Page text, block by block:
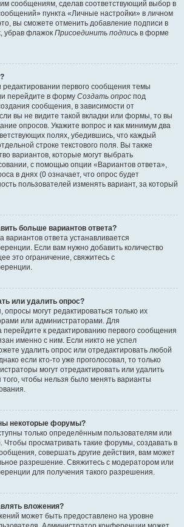
сообщениям, сделав соответствующий выбор в
пункта «Личные настройки» в личном
вы сможете отменить добавление подписи в
убрав флажок Присоединить подпись в форме
первого сообщения темы
перейдите в форму Создать опрос под
сообщения, в зависимости от
вы не видите такой вкладки или формы, то вы
опросов. Укажите вопрос и как минимум два
полях, убедившись, что каждый
строке текстового поля. Вы также
вариантов, которые могут выбрать
с помощью опции «Вариантов ответа»,
в днях (0 означает, что опрос будет
пользователей изменять вариант, за который
больше вариантов ответа?
вариантов ответа устанавливается
Если вам нужно добавить количество
это ограничение, свяжитесь с
или удалить опрос?
опросы могут редактироваться только их
или администраторами. Для
перейдите к редактированию первого сообщения
именно с ним. Если никто не успел
удалить опрос или отредактировать любой
если кто-то уже проголосовал, то только
могут отредактировать или удалить
чтобы нельзя было менять варианты
некоторые форумы?
только определённым пользователям или
Чтобы просматривать такие форумы, создавать в
совершать другие действия, вам может
разрешение. Свяжитесь с модератором или
для получения такого разрешения.
вложения?
может быть предоставлено на уровне